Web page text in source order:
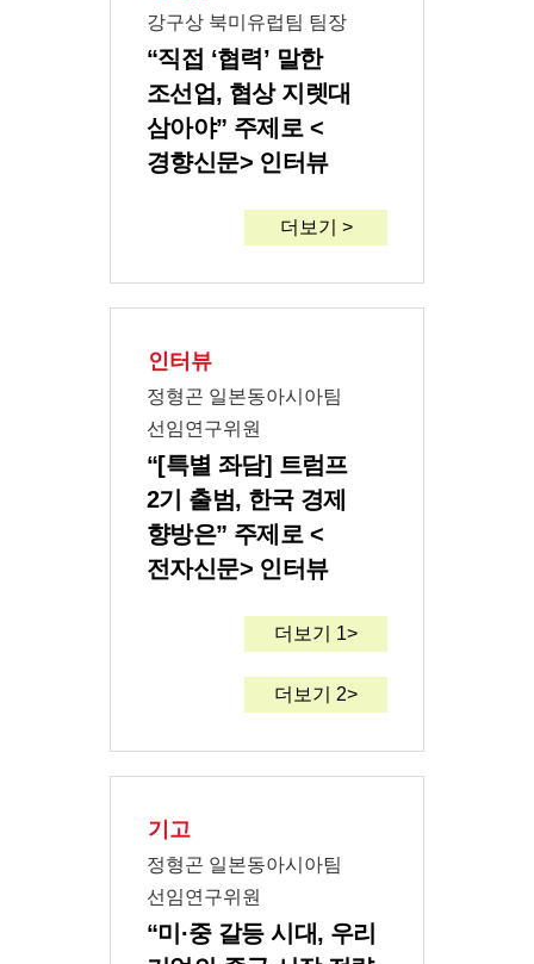
강구상 북미유럽팀 팀장
“직접 ‘협력’ 말한
조선업, 협상 지렛대
삼아야” 주제로 <
경향신문> 인터뷰
더보기 >
인터뷰
정형곤 일본동아시아팀
선임연구위원
“[특별 좌담] 트럼프
2기 출범, 한국 경제
향방은” 주제로 <
전자신문> 인터뷰
더보기 1>
더보기 2>
기고
정형곤 일본동아시아팀
선임연구위원
“미·중 갈등 시대, 우리